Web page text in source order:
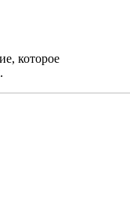
которое